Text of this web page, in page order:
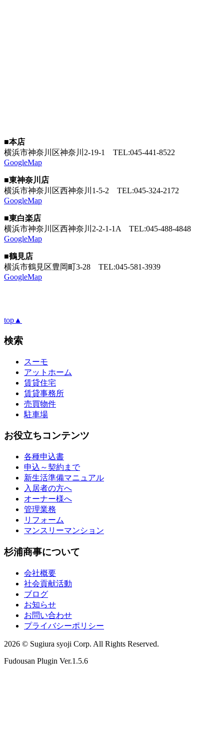
■本店
横浜市神奈川区神奈川2-19-1 TEL:045-441-8522
GoogleMap
■東神奈川店
横浜市神奈川区西神奈川1-5-2 TEL:045-324-2172
GoogleMap
■東白楽店
横浜市神奈川区西神奈川2-2-1-1A TEL:045-488-4848
GoogleMap
■鶴見店
横浜市鶴見区豊岡町3-28 TEL:045-581-3939
GoogleMap
top▲
検索
スーモ
アットホーム
賃貸住宅
賃貸事務所
売買物件
駐車場
お役立ちコンテンツ
各種申込書
申込～契約まで
新生活準備マニュアル
入居者の方へ
オーナー様へ
管理業務
リフォーム
マンスリーマンション
杉浦商事について
会社概要
社会貢献活動
ブログ
お知らせ
お問い合わせ
プライバシーポリシー
2026 © Sugiura syoji Corp. All Rights Reserved.
Fudousan Plugin Ver.1.5.6